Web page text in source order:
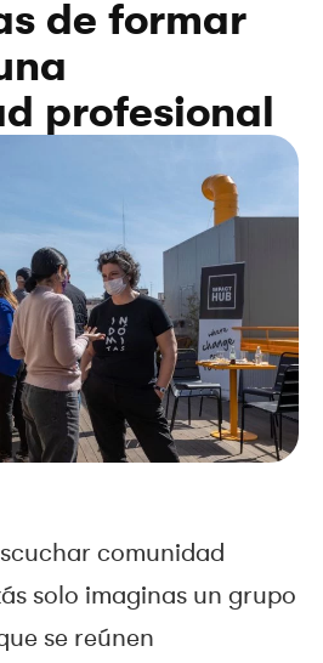
de formar
profesional
comunidad
solo imaginas un grupo
se reúnen